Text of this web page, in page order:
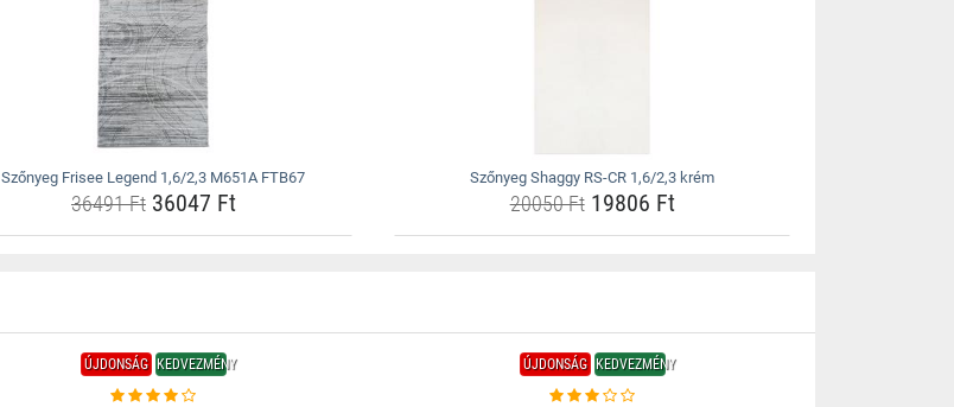
Szőnyeg Frisee Legend 1,6/2,3 M651A FTB67
36491 Ft36047 Ft
Szőnyeg Shaggy RS-CR 1,6/2,3 krém
20050 Ft19806 Ft
ÚJDONSÁG KEDVEZMÉNY ÚJDONSÁG KEDVEZMÉNY